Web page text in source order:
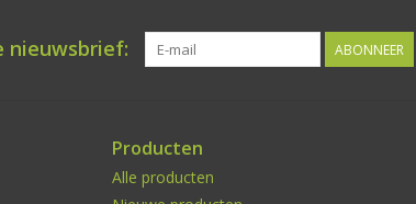
nieuwsbrief: ABONNEER
Producten
Alle producten